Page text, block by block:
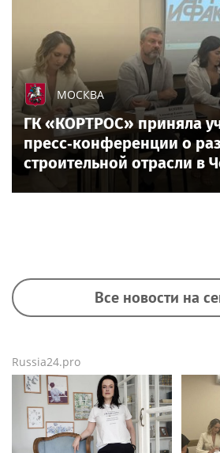
МОСКВА
ГК «КОРТРОС» приняла
пресс‑конференции о
строительной отрасли в
Все новости на
Russia24.pro